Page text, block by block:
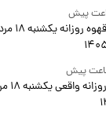
فال قهوه
فال